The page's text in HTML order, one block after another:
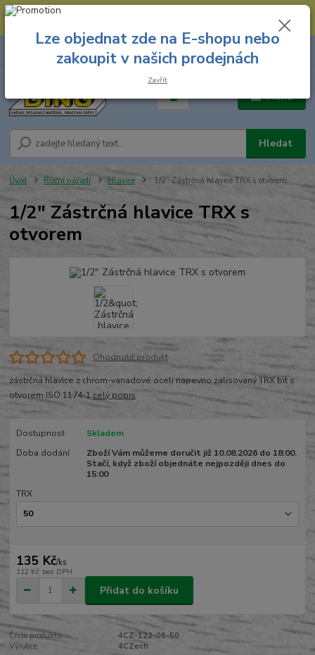
--- Spojovací materiál: 774 431 045 --- Prodejna nářadí: 731 449 423 --
Menu
Hledat
8.00 hod. - 16.00 hod.
za
Úvod Ruční nářadí Hlavice 1/2" Zástrčná hlavice TRX s otvorem
1/2" Zástrčná hlavice TRX s
otvorem
Ohodnotit produkt
zástrčná hlavice z chrom-vanadové oceli napevno zalisovaný TRX bit s
otvorem ISO 1174-1 celý popis
Dostupnost
Skladem
Doba dodání
Zboží Vám můžeme doručit již 10.08.2026 do 18:00.
Stačí, když zboží objednáte nejpozději dnes do
15:00
TRX
135 Kč/ks
112 Kč bez DPH
Přidat do košíku
Číslo produktu:
4CZ-122-06-50
Výrobce:
4CZech
Lze objednat zde na E-shopu nebo
zakoupit v našich prodejnách
Zavřít